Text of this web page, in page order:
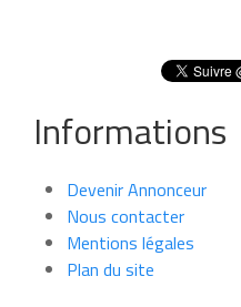
Informations
Devenir Annonceur
Nous contacter
Mentions légales
Plan du site